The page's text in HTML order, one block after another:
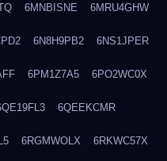
6MNBISNE 6MRU4GHW
6N8H9PB2 6NS1JPER
6PM1Z7A5 6PO2WC0X
6QEEKCMR
6RGMWOLX 6RKWC57X